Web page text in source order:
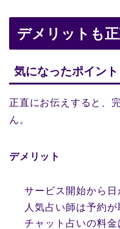
デメリットも
気になったポイント
正直にお伝えすると、
ん。
デメリット
サービス開始から
人気占い師は予約
チャット占いの料